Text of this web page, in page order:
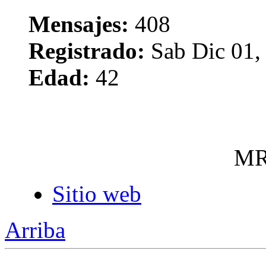
Mensajes: 408
Registrado: Sab Dic
Edad: 42
Sitio web
Arriba